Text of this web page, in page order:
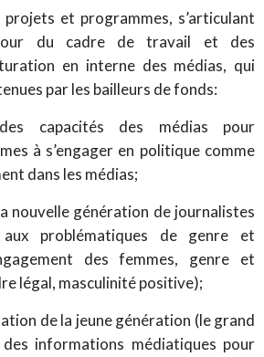
et programmes, s’articulant
du cadre de travail et des
en interne des médias, qui
par les bailleurs de fonds:
capacités des médias pour
à s’engager en politique comme
dans les médias;
nouvelle génération de journalistes
problématiques de genre et
des femmes, genre et
légal, masculinité positive);
de la jeune génération (le grand
informations médiatiques pour